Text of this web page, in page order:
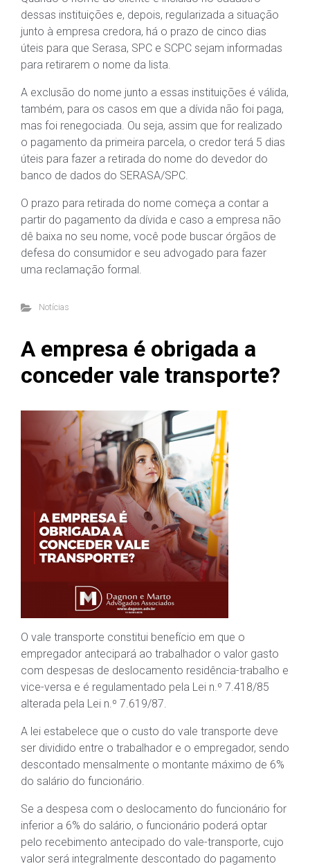
dessas instituições e, depois, regularizada a situação
junto à empresa credora, há o prazo de cinco dias
úteis para que Serasa, SPC e SCPC sejam informadas
para retirarem o nome da lista.
A exclusão do nome junto a essas instituições é válida,
também, para os casos em que a dívida não foi paga,
mas foi renegociada. Ou seja, assim que for realizado
o pagamento da primeira parcela, o credor terá 5 dias
úteis para fazer a retirada do nome do devedor do
banco de dados do SERASA/SPC.
O prazo para retirada do nome começa a contar a
partir do pagamento da dívida e caso a empresa não
dê baixa no seu nome, você pode buscar órgãos de
defesa do consumidor e seu advogado para fazer
uma reclamação formal.
Notícias
A empresa é obrigada a
conceder vale transporte?
O vale transporte constitui benefício em que o
empregador antecipará ao trabalhador o valor gasto
com despesas de deslocamento residência-trabalho e
vice-versa e é regulamentado pela Lei n.º 7.418/85
alterada pela Lei n.º 7.619/87.
A lei estabelece que o custo do vale transporte deve
ser dividido entre o trabalhador e o empregador, sendo
descontado mensalmente o montante máximo de 6%
do salário do funcionário.
Se a despesa com o deslocamento do funcionário for
inferior a 6% do salário, o funcionário poderá optar
pelo recebimento antecipado do vale-transporte, cujo
valor será integralmente descontado do pagamento